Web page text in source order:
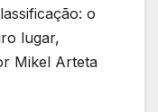
o
lugar,
Mikel Arteta